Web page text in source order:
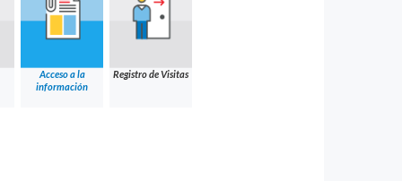
Acceso a la
información
Registro de Visitas